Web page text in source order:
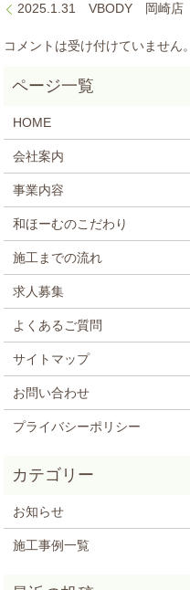
2025.1.31 VBODY 岡崎店
コメントは受け付けていません。
HOME
会社案内
事業内容
和ほーむのこだわり
施工までの流れ
求人募集
よくあるご質問
サイトマップ
お問い合わせ
プライバシーポリシー
お知らせ
施工事例一覧